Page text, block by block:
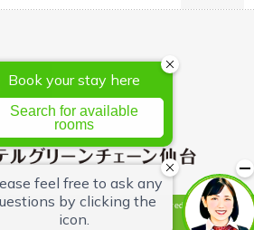
Green Chain Sendai All Rights Reserved.